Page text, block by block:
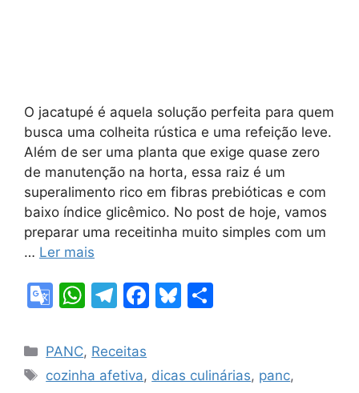
O jacatupé é aquela solução perfeita para quem
busca uma colheita rústica e uma refeição leve.
Além de ser uma planta que exige quase zero
de manutenção na horta, essa raiz é um
superalimento rico em fibras prebióticas e com
baixo índice glicêmico. No post de hoje, vamos
preparar uma receitinha muito simples com um
… Ler mais
G
o
gl
W
at
s
T
e
gr
F
e
Bl
s e
Categorias
PANC, Receitas
Tags
cozinha afetiva, dicas culinárias, panc,